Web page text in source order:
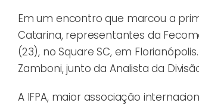
Em um encontro que marcou a
Catarina, representantes da
(23), no Square SC, em
Zamboni, junto da Analista da
A IFPA, maior associação